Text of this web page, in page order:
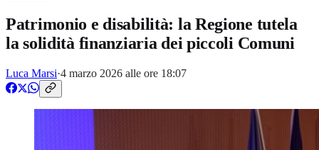
Patrimonio e disabilità: la Regione tutela
la solidità finanziaria dei piccoli Comuni
Luca Marsi·4 marzo 2026 alle ore 18:07